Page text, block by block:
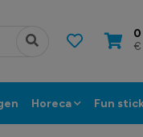
Horeca Fun